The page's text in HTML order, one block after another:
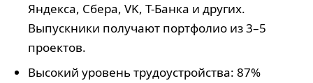
Яндекса, Сбера, VK, Т-Банка и других.
Выпускники получают портфолио из 3–5
проектов.
Высокий уровень трудоустройства: 87%